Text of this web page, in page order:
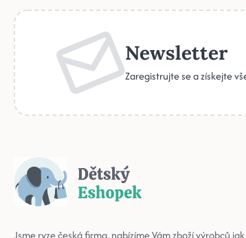
Newsletter
Zaregistrujte se a získejte